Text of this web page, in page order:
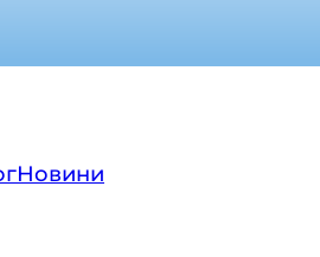
Новини